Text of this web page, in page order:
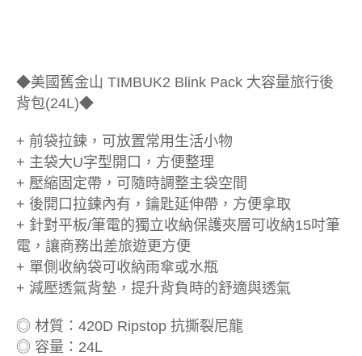
◆美國舊金山 TIMBUK2 Blink Pack 大容量旅行後
背包(24L)◆
+ 前袋拉鍊，可放置常用生活小物
+ 主袋大U字型開口，方便整理
+ 壓縮固定帶，可隨時調整主袋空間
+ 後開口拉鍊內有，鑰匙延伸帶，方便拿取
+ 針對平板/筆電的獨立收納保護夾層可收納15吋筆
電，讓商務出差旅遊更方便
+ 單側收納袋可收納雨傘或水瓶
+ 減壓透氣背墊，提升背負時的舒適與透氣
◎ 材質：420D Ripstop 抗撕裂尼龍
◎ 容量：24L